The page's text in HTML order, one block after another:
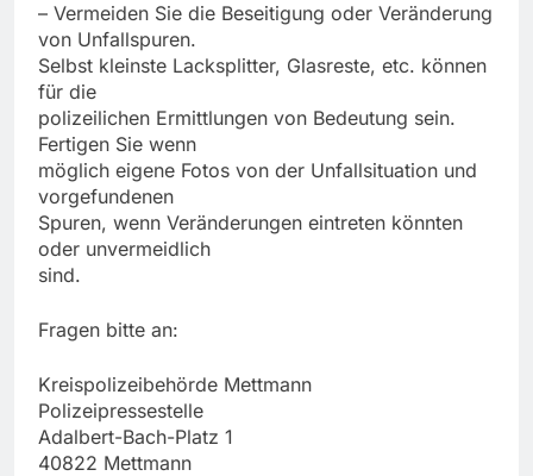
– Vermeiden Sie die Beseitigung oder Veränderung
von Unfallspuren.
Selbst kleinste Lacksplitter, Glasreste, etc. können
für die
polizeilichen Ermittlungen von Bedeutung sein.
Fertigen Sie wenn
möglich eigene Fotos von der Unfallsituation und
vorgefundenen
Spuren, wenn Veränderungen eintreten könnten
oder unvermeidlich
sind.
Fragen bitte an:
Kreispolizeibehörde Mettmann
Polizeipressestelle
Adalbert-Bach-Platz 1
40822 Mettmann